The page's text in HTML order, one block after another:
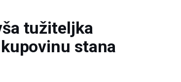
tužiteljka
stana